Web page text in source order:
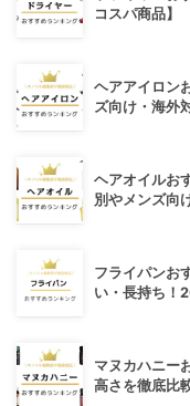
コスパ商品】
ヘアアイロン
ズ向け・海外
ヘアオイルお
別やメンズ向
フライパンお
い・長持ち！
マヌカハニー
高さを徹底比